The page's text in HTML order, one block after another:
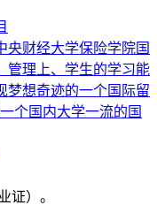
央财经大学保险学院国
管理上、学生的学习能
梦想奇迹的一个国际留
个国内大学一流的国
证）。